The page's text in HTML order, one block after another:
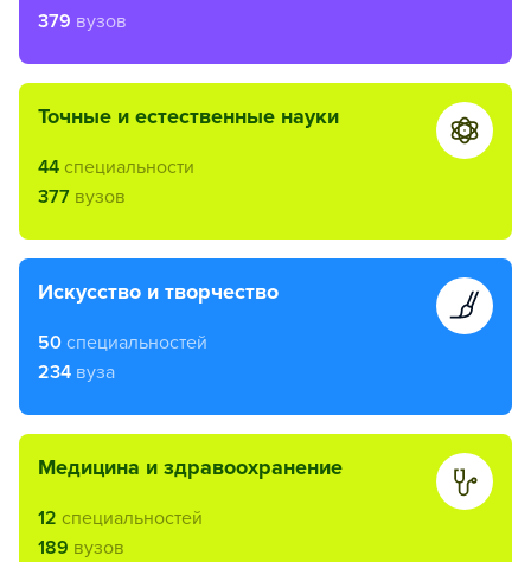
379 вузов
точные и естественные науки
44 специальности
377 вузов
искусство и творчество
50 специальностей
234 вуза
медицина и здравоохранение
12 специальностей
189 вузов